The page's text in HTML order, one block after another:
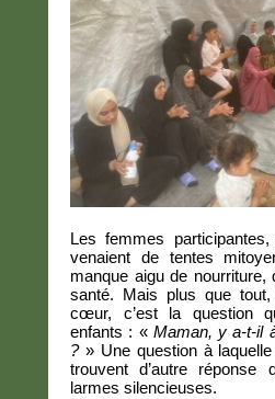
Les femmes
venaient de tentes
manque aigu de nourriture,
santé. Mais plus que
cœur, c’est la question
enfants : « Maman, y a-t-il
? » Une question à
trouvent d’autre réponse
larmes silencieuses.